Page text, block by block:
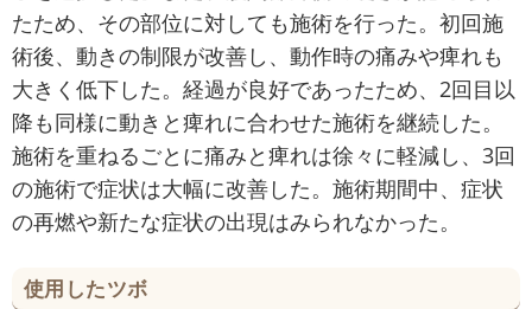
たため、その部位に対しても施術を行った。初回施
術後、動きの制限が改善し、動作時の痛みや痺れも
大きく低下した。経過が良好であったため、2回目以
降も同様に動きと痺れに合わせた施術を継続した。
施術を重ねるごとに痛みと痺れは徐々に軽減し、3回
の施術で症状は大幅に改善した。施術期間中、症状
の再燃や新たな症状の出現はみられなかった。
使用したツボ